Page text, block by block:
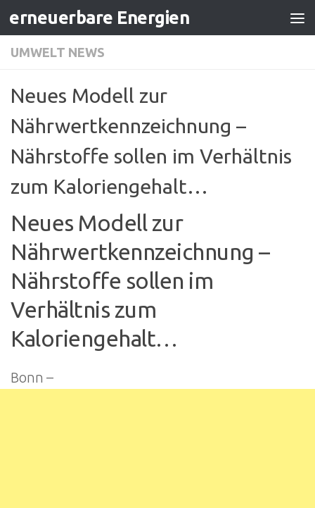
Zum Inhalt springen
erneuerbare Energien
UMWELT NEWS
Neues Modell zur
Nährwertkennzeichnung –
Nährstoffe sollen im Verhältnis
zum Kaloriengehalt…
Neues Modell zur
Nährwertkennzeichnung –
Nährstoffe sollen im
Verhältnis zum
Kaloriengehalt…
Bonn –